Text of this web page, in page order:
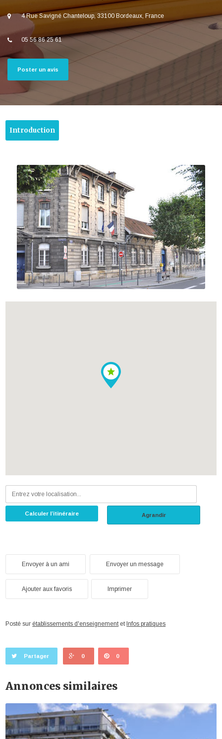
4 Rue Savigné Chanteloup, 33100 Bordeaux, France
05 56 86 25 61
Poster un avis
Introduction
Calculer l’itinéraire Agrandir
Envoyer à un ami Envoyer un message
Ajouter aux favoris Imprimer
Posté sur établissements d'enseignement etInfos pratiques
Partager 0 0
Annonces similaires